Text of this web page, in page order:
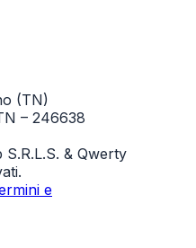
(TN)
– 246638
& Qwerty
e